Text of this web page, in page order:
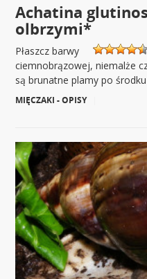
Achatina
olbrzymi*
Płaszcz barwy
ciemnobrązowej, niemalże
są brunatne plamy po
MIĘCZAKI - OPISY